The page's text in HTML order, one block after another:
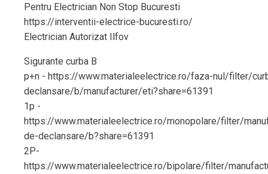
Pentru Electrician Non Stop Bucuresti
https://interventii-electrice-bucuresti.ro/
Electrician Autorizat Ilfov
Sigurante curba B
p+n - https://www.materialeelectrice.ro/faza-nul/filter/
declansare/b/manufacturer/eti?share=61391
1p -
https://www.materialeelectrice.ro/monopolare/filter/
de-declansare/b?share=61391
2P-
https://www.materialeelectrice.ro/bipolare/filter/